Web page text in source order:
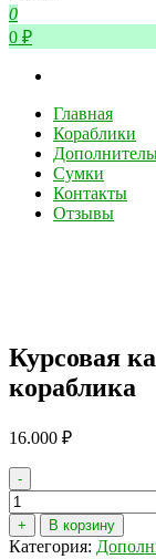
0
0 ₽
Главная
Кораблики
Сумки
Контакты
Отзывы
Курсовая
кораблика
16.000 ₽
-
Количество
товара
Курсовая
+ В корзину
Категория: